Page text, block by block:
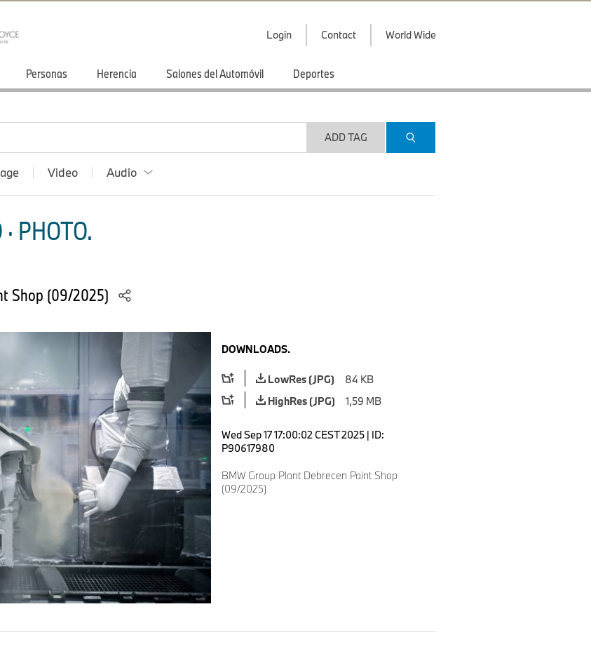
Login Contact World Wide
Personas Herencia Salones del Automóvil Deportes
ADD TAG
Video Audio
PHOTO.
Shop (09/2025)
DOWNLOADS.
LowRes (JPG)
84 KB
HighRes (JPG)
1,59 MB
Wed Sep 17 17:00:02 CEST 2025 | ID:
P90617980
BMW Group Plant Debrecen Paint Shop
(09/2025)